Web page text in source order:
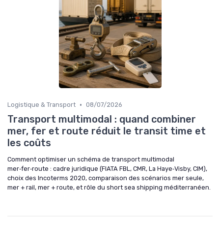
Logistique & Transport • 08/07/2026
Transport multimodal : quand combiner
mer, fer et route réduit le transit time et
les coûts
Comment optimiser un schéma de transport multimodal
mer‑fer‑route : cadre juridique (FIATA FBL, CMR, La Haye‑Visby, CIM),
choix des Incoterms 2020, comparaison des scénarios mer seule,
mer + rail, mer + route, et rôle du short sea shipping méditerranéen.